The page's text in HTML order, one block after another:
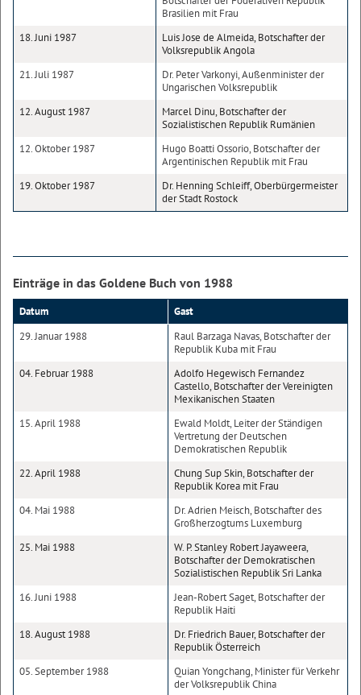
Brasilien mit Frau
18. Juni 1987
Luis Jose de Almeida, Botschafter der
Volksrepublik Angola
21. Juli 1987
Dr. Peter Varkonyi, Außenminister der
Ungarischen Volksrepublik
12. August 1987
Marcel Dinu, Botschafter der
Sozialistischen Republik Rumänien
12. Oktober 1987
Hugo Boatti Ossorio, Botschafter der
Argentinischen Republik mit Frau
19. Oktober 1987
Dr. Henning Schleiff, Oberbürgermeister
der Stadt Rostock
Einträge in das Goldene Buch von 1988
Datum
Gast
29. Januar 1988
Raul Barzaga Navas, Botschafter der
Republik Kuba mit Frau
04. Februar 1988
Adolfo Hegewisch Fernandez
Castello, Botschafter der Vereinigten
Mexikanischen Staaten
15. April 1988
Ewald Moldt, Leiter der Ständigen
Vertretung der Deutschen
Demokratischen Republik
22. April 1988
Chung Sup Skin, Botschafter der
Republik Korea mit Frau
04. Mai 1988
Dr. Adrien Meisch, Botschafter des
Großherzogtums Luxemburg
25. Mai 1988
W. P. Stanley Robert Jayaweera,
Botschafter der Demokratischen
Sozialistischen Republik Sri Lanka
16. Juni 1988
Jean-Robert Saget, Botschafter der
Republik Haiti
18. August 1988
Dr. Friedrich Bauer, Botschafter der
Republik Österreich
05. September 1988
Quian Yongchang, Minister für Verkehr
der Volksrepublik China